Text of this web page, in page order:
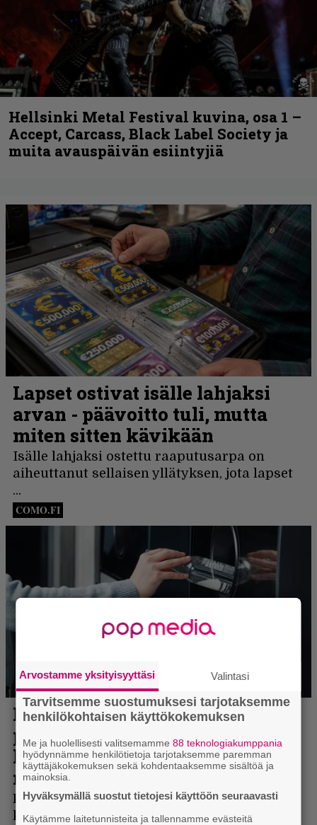
Hellsinki Metal Festival kuvina, osa 1 –
Accept, Carcass, Black Label Society ja
muita avauspäivän esiintyjiä
Arvostamme yksityisyyttäsi Valintasi
Tarvitsemme suostumuksesi tarjotaksemme
henkilökohtaisen käyttökokemuksen
Me ja huolellisesti valitsemamme88 teknologiakumppania
hyödynnämme henkilötietoja tarjotaksemme paremman
käyttäjäkokemuksen sekä kohdentaaksemme sisältöä ja
mainoksia.
Hyväksymällä suostut tietojesi käyttöön seuraavasti
Käytämme laitetunnisteita ja tallennamme evästeitä